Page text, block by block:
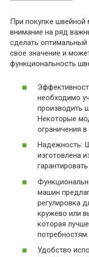
При покупке швейной
внимание на ряд
сделать
свое значение и
функциональность
необходимо
производить
Некоторые
ограничения
Надежность:
изготовлена
машин
регулировка
кружево или
которая
потребностям.
Удобство